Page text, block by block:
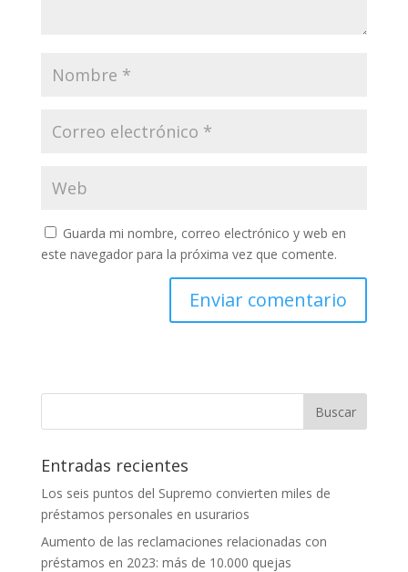
Guarda mi nombre, correo electrónico y web en
este navegador para la próxima vez que comente.
Entradas recientes
Los seis puntos del Supremo convierten miles de
préstamos personales en usurarios
Aumento de las reclamaciones relacionadas con
préstamos en 2023: más de 10.000 quejas